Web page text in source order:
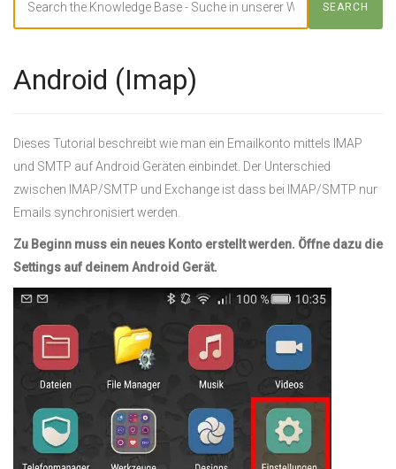
SEARCH
Android (Imap)
Dieses Tutorial beschreibt wie man ein Emailkonto mittels IMAP
und SMTP auf Android Geräten einbindet. Der Unterschied
zwischen IMAP/SMTP und Exchange ist dass bei IMAP/SMTP nur
Emails synchronisiert werden.
Zu Beginn muss ein neues Konto erstellt werden. Öffne dazu die
Settings auf deinem Android Gerät.